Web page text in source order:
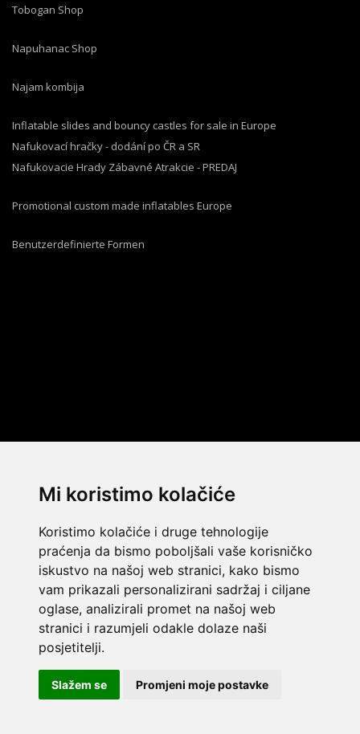
Mi koristimo kolačiće
Koristimo kolačiće i druge tehnologije
praćenja da bismo poboljšali vaše korisničko
iskustvo na našoj web stranici, kako bismo
vam prikazali personalizirani sadržaj i ciljane
oglase, analizirali promet na našoj web
stranici i razumjeli odakle dolaze naši
posjetitelji.
Slažem se Promjeni moje postavke
Tobogan Shop
Napuhanac Shop
Najam kombija
Inflatable slides and bouncy castles for sale in Europe
Nafukovací hračky - dodání po ČR a SR
Nafukovacie Hrady Zábavné Atrakcie - PREDAJ
Promotional custom made inflatables Europe
Benutzerdefinierte Formen
© 2014 Template byw3layouts
© 2026 Dekada Inflatables
FLATICON.COM
Dekada Inflatables j.d.o.o. - OIB: 32362477968 - IBAN: